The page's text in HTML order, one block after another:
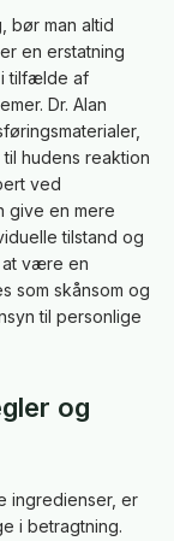
bør man altid
en erstatning
i tilfælde af
Dr. Alan
hudens reaktion
ved
give en mere
tilstand og
at være en
som skånsom og
til personlige
og
ingredienser, er
i betragtning.